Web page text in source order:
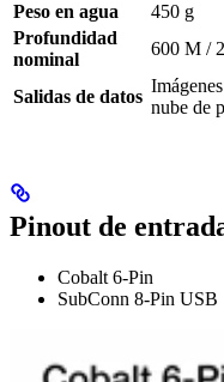
Peso en agua
450 g
Profundidad
nominal
600 M /
Salidas de datos
nube de
Pinout de
Cobalt 6-Pin
SubConn 8-Pin USB